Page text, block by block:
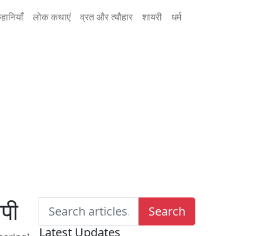
लोक कथाएं व्रत और त्यौहार शायरी धर्म
for:
Search
Latest Updates